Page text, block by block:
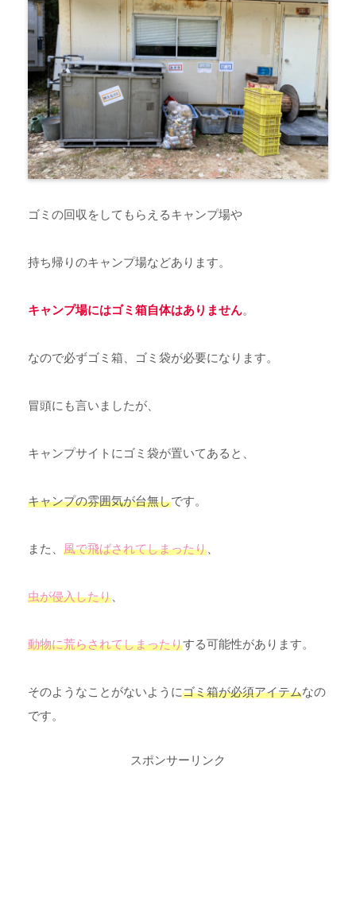
ゴミの回収をしてもらえるキャンプ場や
持ち帰りのキャンプ場などあります。
キャンプ場にはゴミ箱自体はありません。
なので必ずゴミ箱、ゴミ袋が必要になります。
冒頭にも言いましたが、
キャンプサイトにゴミ袋が置いてあると、
キャンプの雰囲気が台無しです。
また、 風で飛ばされてしまったり
虫が侵入したり
動物に荒らされてしまったりする可能性があります。
そのようなことがないようにゴミ箱が必須アイテムなの
です。
スポンサーリンク